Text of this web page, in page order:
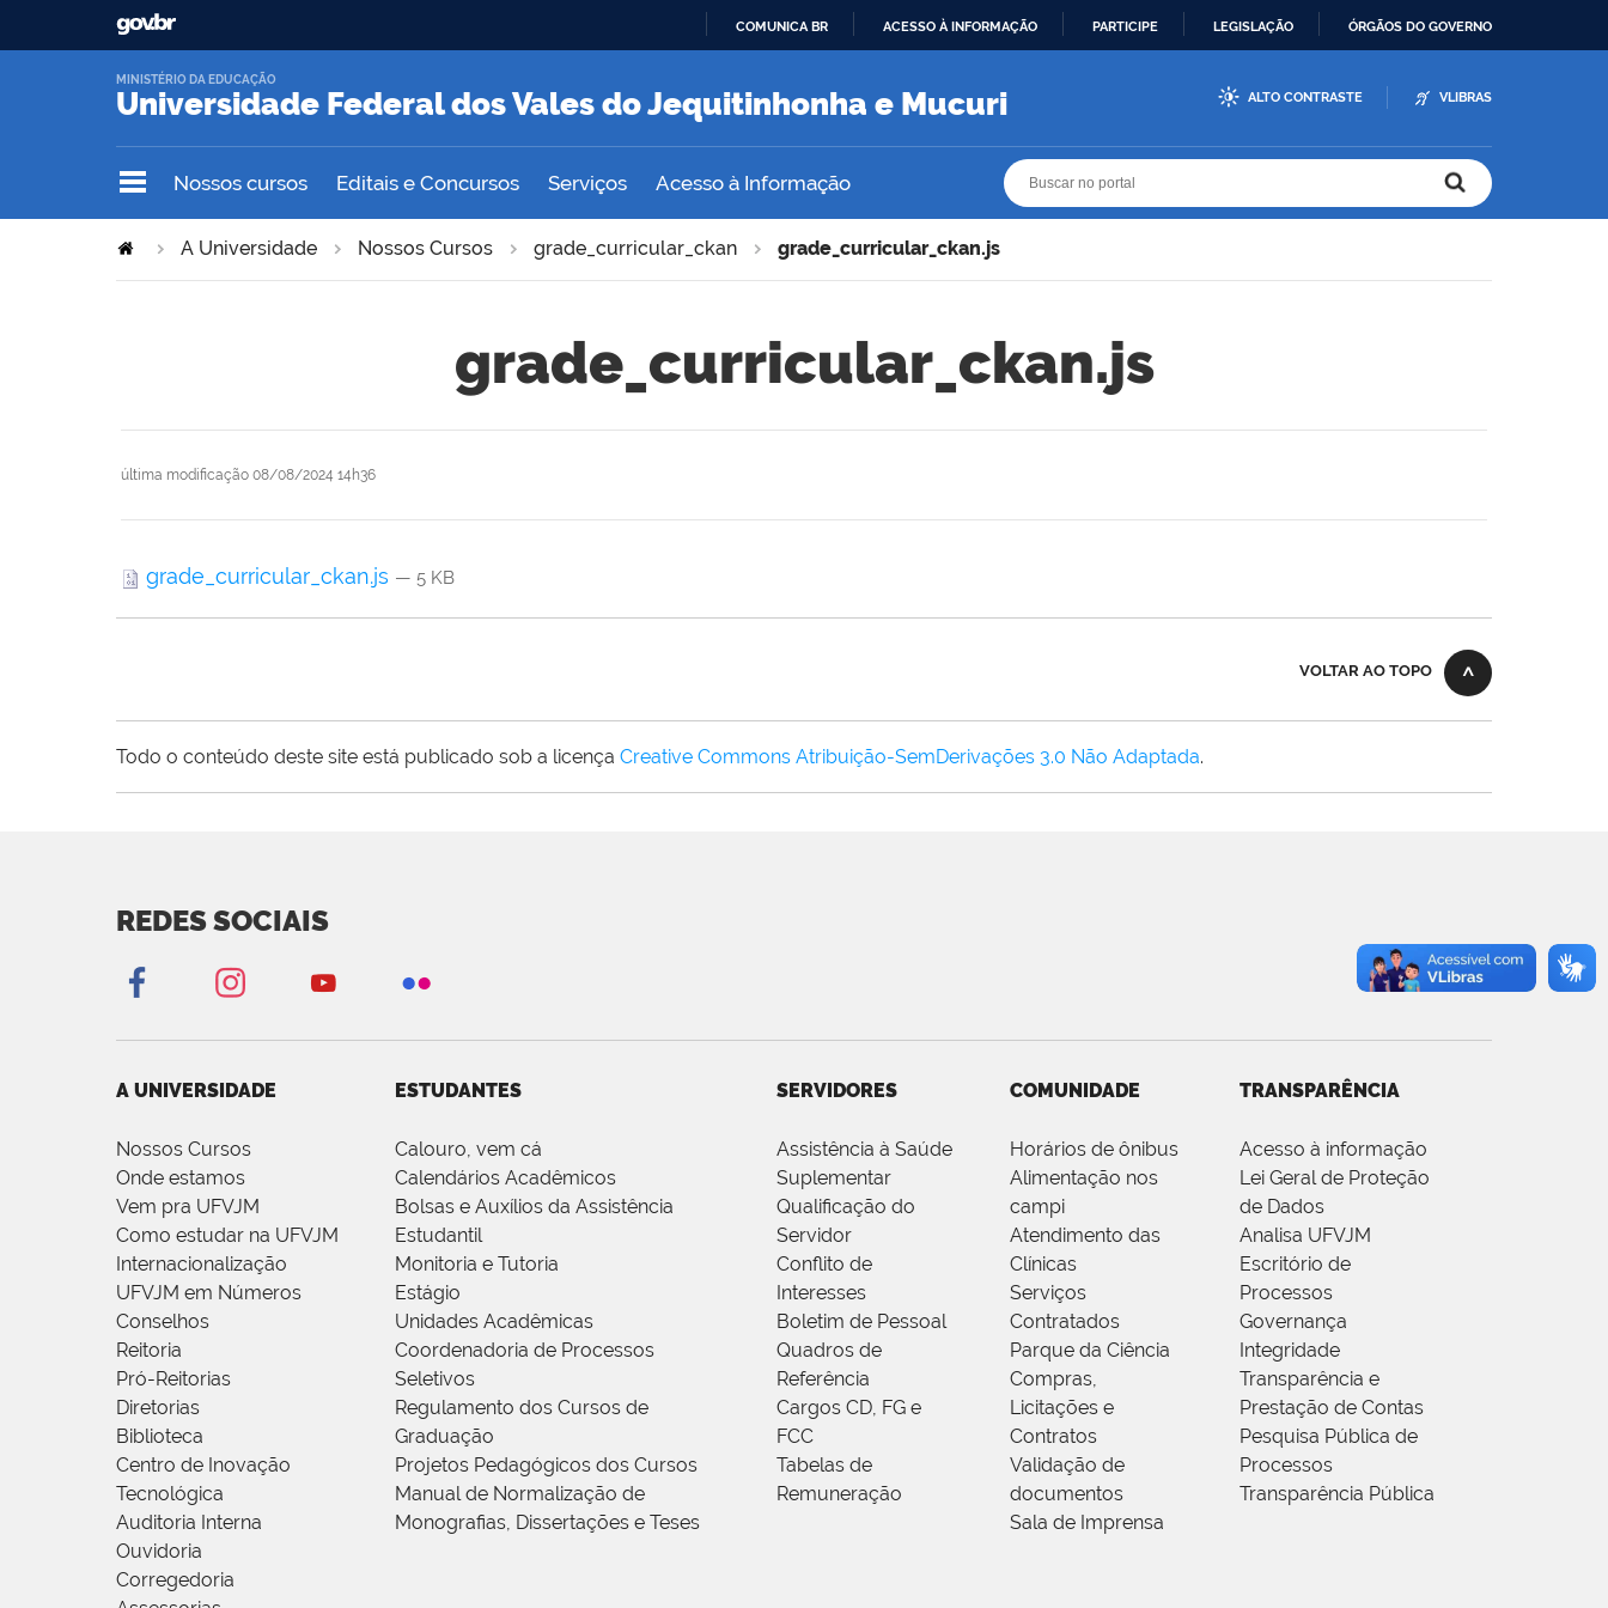
O
COMUNICA BR ACESSO À INFORMAÇÃO PARTICIPE LEGISLAÇÃO ÓRGÃOS DO GOVERNO
Universidade Federal dos Vales do Jequitinhonha e Mucuri
MINISTÉRIO DA EDUCAÇÃO
ALTO CONTRASTE VLIBRAS
Nossos cursos Editais e Concursos Serviços Acesso à Informação
A Universidade Nossos Cursos grade_curricular_ckan grade_curricular_ckan.js
grade_curricular_ckan.js
última modificação 08/08/2024 14h36
grade_curricular_ckan.js — 5 KB
VOLTAR AO TOPO
Todo o conteúdo deste site está publicado sob a licença Creative Commons Atribuição-SemDerivações 3.0 Não Adaptada.
REDES SOCIAIS
A UNIVERSIDADE
Nossos Cursos
Onde estamos
Vem pra UFVJM
Como estudar na UFVJM
Internacionalização
UFVJM em Números
Conselhos
Reitoria
Pró-Reitorias
Diretorias
Biblioteca
Centro de Inovação
Tecnológica
Auditoria Interna
Ouvidoria
Corregedoria
ESTUDANTES
Calouro, vem cá
Calendários Acadêmicos
Bolsas e Auxílios da Assistência
Estudantil
Monitoria e Tutoria
Estágio
Unidades Acadêmicas
Coordenadoria de Processos
Seletivos
Regulamento dos Cursos de
Graduação
Projetos Pedagógicos dos Cursos
Manual de Normalização de
Monografias, Dissertações e Teses
SERVIDORES
Assistência à Saúde
Suplementar
Qualificação do
Servidor
Conflito de
Interesses
Boletim de Pessoal
Quadros de
Referência
Cargos CD, FG e
FCC
Tabelas de
Remuneração
COMUNIDADE
Horários de ônibus
Alimentação nos
campi
Atendimento das
Clínicas
Serviços
Contratados
Parque da Ciência
Compras,
Licitações e
Contratos
Validação de
documentos
Sala de Imprensa
TRANSPARÊNCIA
Acesso à informação
Lei Geral de Proteção
de Dados
Analisa UFVJM
Escritório de
Processos
Governança
Integridade
Transparência e
Prestação de Contas
Pesquisa Pública de
Processos
Transparência Pública